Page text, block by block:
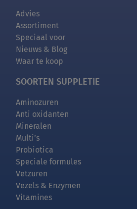
Advies
Assortiment
Speciaal voor
Nieuws & Blog
Waar te koop
SOORTEN SUPPLETIE
Aminozuren
Anti oxidanten
Mineralen
Multi’s
Probiotica
Speciale formules
Vetzuren
Vezels & Enzymen
Vitamines